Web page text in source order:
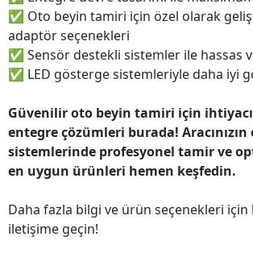
✅ Oto beyin tamiri için özel olarak
adaptör seçenekleri
✅ Sensör destekli sistemler ile hassas
✅ LED gösterge sistemleriyle daha iyi
Güvenilir oto beyin tamiri için
entegre çözümleri burada!
sistemlerinde profesyonel tamir ve
en uygun ürünleri hemen keşfedin.
Daha fazla bilgi ve ürün seçenekleri
iletişime geçin!